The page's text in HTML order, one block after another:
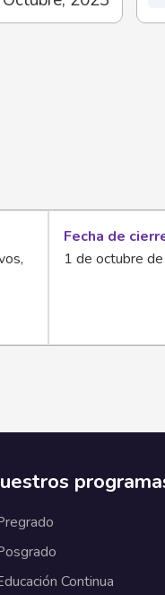
Fecha de
1 de octubre
Continua